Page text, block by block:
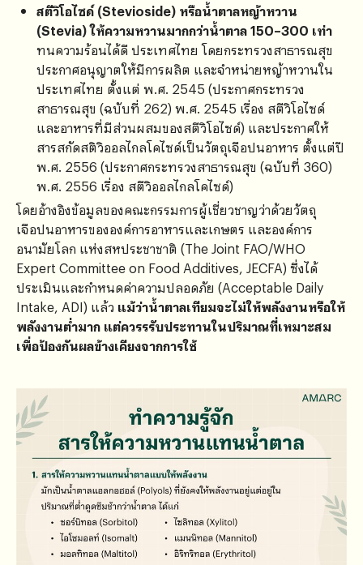
สตีวิโอไซด์ (Stevioside) หรือน้ำตาลหญ้าหวาน
(Stevia) ให้ความหวานมากกว่าน้ำตาล 150–300 เท่า
ทนความร้อนได้ดี ประเทศไทย โดยกระทรวงสาธารณสุข
ประกาศอนุญาตให้มีการผลิต และจำหน่ายหญ้าหวานใน
ประเทศไทย ตั้งแต่ พ.ศ. 2545 (ประกาศกระทรวง
สาธารณสุข (ฉบับที่ 262) พ.ศ. 2545 เรื่อง สตีวิโอไซด์
และอาหารที่มีส่วนผสมของสตีวิโอไซด์) และประกาศให้
สารสกัดสติวิออลไกลโคไซด์เป็นวัตถุเจือปนอาหาร ตั้งแต่ปี
พ.ศ. 2556 (ประกาศกระทรวงสาธารณสุข (ฉบับที่ 360)
พ.ศ. 2556 เรื่อง สตีวิออลไกลโคไซด์)
โดยอ้างอิงข้อมูลของคณะกรรมการผู้เชี่ยวชาญว่าด้วยวัตถุ
เจือปนอาหารขององค์การอาหารและเกษตร และองค์การ
อนามัยโลก แห่งสหประชาชาติ (The Joint FAO/WHO
Expert Committee on Food Additives, JECFA) ซึ่งได้
ประเมินและกำหนดค่าความปลอดภัย (Acceptable Daily
Intake, ADI) แล้ว แม้ว่าน้ำตาลเทียมจะไม่ให้พลังงานหรือให้
พลังงานต่ำมาก แต่ควรรรับประทานในปริมาณที่เหมาะสม
เพื่อป้องกันผลข้างเคียงจากการใช้